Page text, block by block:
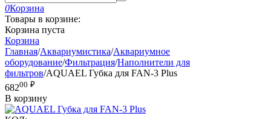
0Корзина
Товары в корзине:
Корзина пуста
Корзина
Главная/Аквариумистика/Аквариумное
оборудование/Фильтрация/Наполнители для
фильтров/AQUAEL Губка для FAN-3 Plus
68200 ₽
В корзину